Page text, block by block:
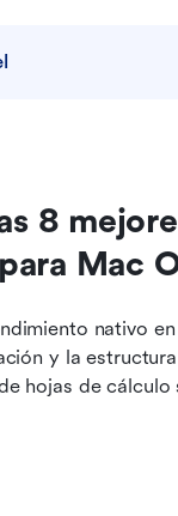
8
Mac
nativo
y la
hojas de cálculo